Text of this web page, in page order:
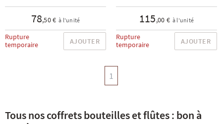
78,50 € à l'unité
Rupture
temporaire
AJOUTER
115,00 € à l'unité
Rupture
temporaire
AJOUTER
1
Tous nos coffrets bouteilles et flûtes : bon à